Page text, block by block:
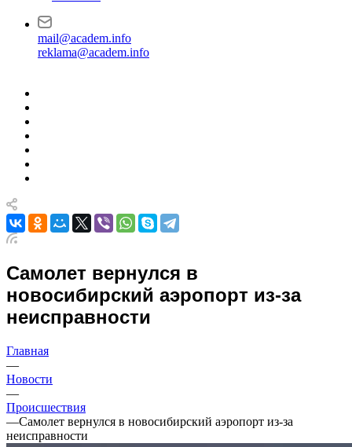
mail@academ.info
reklama@academ.info
Самолет вернулся в
новосибирский аэропорт из-за
неисправности
Главная
—
Новости
—
Происшествия
—Самолет вернулся в новосибирский аэропорт из-за
неисправности